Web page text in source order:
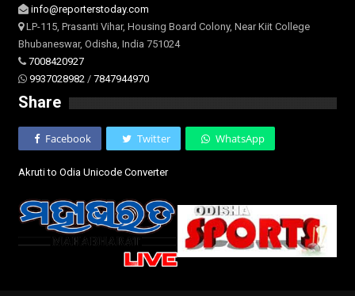
info@reporterstoday.com
LP-115, Prasanti Vihar, Housing Board Colony, Near Kiit College
Bhubaneswar, Odisha, India 751024
7008420927
9937028982 / 7847944970
Share
Facebook Twitter WhatsApp
Akruti to Odia Unicode Converter